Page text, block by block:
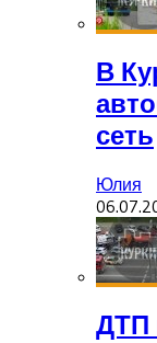
В
сеть
Юлия
ДТП